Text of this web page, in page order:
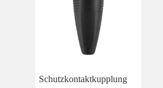
Schutzkontaktkupplung